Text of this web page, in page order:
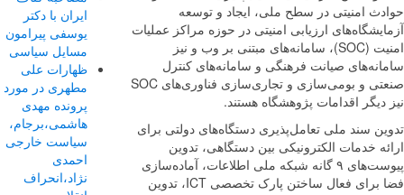
امنیتی در سطح ملی، ایجاد و توسعه
ارزیابی امنیتی در حوزه مراکز عملیات
امنیت (SOC)، سامانه‌های مبتنی بر وب و نیز
صیانت فرهنگی و سامانه‌های کنترل
صنعتی و بومی‌سازی و تجاری‌سازی فناوری‌های SOC
دیگر اقدامات پژوهشگاه هستند.
سند ملی تعامل‌پذیری دستگاه‌های دولتی برای
خدمات الکترونیکی بین دستگاهی، تدوین
پیوست‌های ۹ گانه شبکه ملی اطلاعات، آماده‌سازی
فضا برای فعال ساختن پارک تخصصی ICT، تدوین
ایران با دکتر
یوسفی پیرامون
مسایل سیاسی
ظهارات علی
مطهری در مورد
پرونده مهدی
هاشمی،برجام،
سیاست خارجی
احمدی
نژاد،انحراف